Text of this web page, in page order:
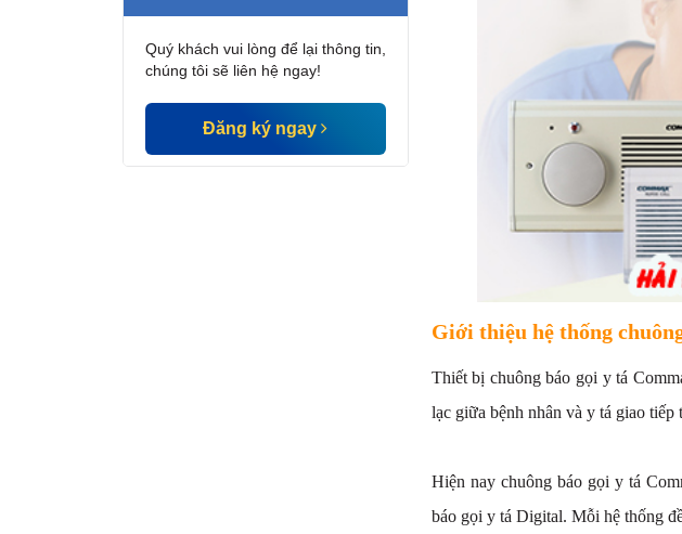
Quý khách vui lòng để lại thông tin,
chúng tôi sẽ liên hệ ngay!
Đăng ký ngay
Giới thiệu hệ thống
Thiết bị chuông báo gọi y tá
lạc giữa bệnh nhân và y tá giao
Hiện nay chuông báo gọi y tá
báo gọi y tá Digital. Mỗi hệ thống